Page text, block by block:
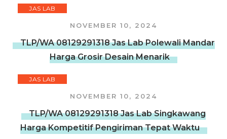
JAS LAB
NOVEMBER 10, 2024
TLP/WA 08129291318 Jas Lab Polewali Mandar
Harga Grosir Desain Menarik
JAS LAB
NOVEMBER 10, 2024
TLP/WA 08129291318 Jas Lab Singkawang
Harga Kompetitif Pengiriman Tepat Waktu